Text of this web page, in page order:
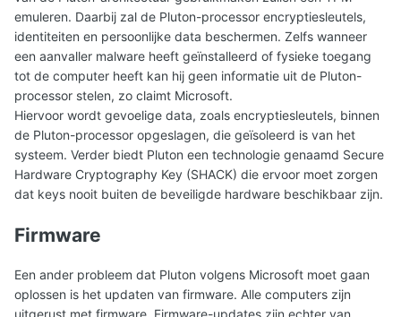
emuleren. Daarbij zal de Pluton-processor encryptiesleutels,
identiteiten en persoonlijke data beschermen. Zelfs wanneer
een aanvaller malware heeft geïnstalleerd of fysieke toegang
tot de computer heeft kan hij geen informatie uit de Pluton-
processor stelen, zo claimt Microsoft.
Hiervoor wordt gevoelige data, zoals encryptiesleutels, binnen
de Pluton-processor opgeslagen, die geïsoleerd is van het
systeem. Verder biedt Pluton een technologie genaamd Secure
Hardware Cryptography Key (SHACK) die ervoor moet zorgen
dat keys nooit buiten de beveiligde hardware beschikbaar zijn.
Firmware
Een ander probleem dat Pluton volgens Microsoft moet gaan
oplossen is het updaten van firmware. Alle computers zijn